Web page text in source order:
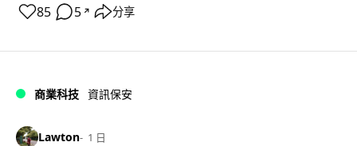
85 5 ↗ 分享
商業科技 資訊保安
Lawton 1 日